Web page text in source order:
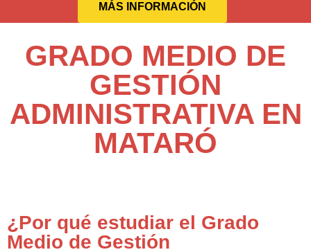
MÁS INFORMACIÓN
GRADO MEDIO DE
GESTIÓN
ADMINISTRATIVA EN
MATARÓ
¿Por qué estudiar el Grado
Medio de Gestión